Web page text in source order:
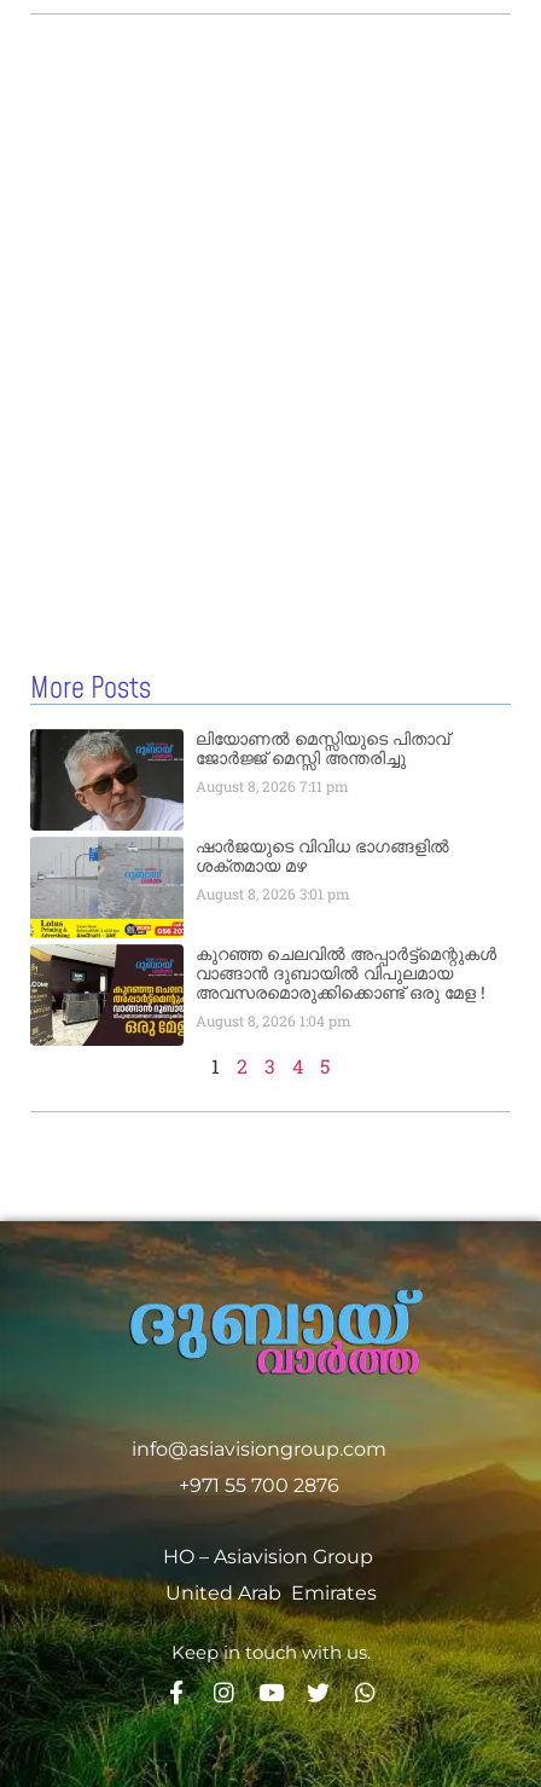
More Posts
ലിയോണൽ മെസ്സിയുടെ പിതാവ്
ജോർജ്ജ് മെസ്സി അന്തരിച്ചു
August 8, 20267:11 pm
ഷാർജയുടെ വിവിധ ഭാഗങ്ങളിൽ
ശക്തമായ മഴ
August 8, 20263:01 pm
കുറഞ്ഞ ചെലവിൽ അപ്പാർട്ട്മെന്റുകൾ
വാങ്ങാൻ ദുബായിൽ വിപുലമായ
അവസരമൊരുക്കിക്കൊണ്ട് ഒരു മേള !
August 8, 2026 1:04 pm
1 2 3 4 5
info@asiavisiongroup.com
+971 55 700 2876
HO – Asiavision Group
United Arab Emirates
Keep in touch with us.